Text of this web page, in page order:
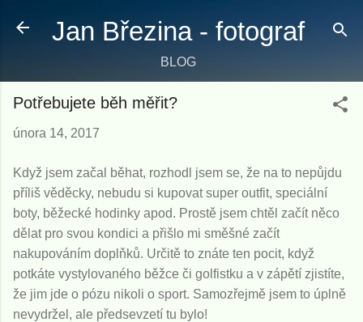
Přeskočit na hlavní obsah
Jan Březina - fotograf
BLOG
Potřebujete běh měřit?
února 14, 2017
Když jsem začal běhat, rozhodl jsem se, že na to nepůjdu
příliš věděcky, nebudu si kupovat super outfit, speciální
boty, běžecké hodinky apod. Prostě jsem chtěl začít něco
dělat pro svou kondici a přišlo mi směšné začít
nakupováním doplňků. Určitě to znáte ten pocit, když
potkáte vystylovaného běžce či golfistku a v zápětí zjistíte,
že jim jde o pózu nikoli o sport. Samozřejmě jsem to úplně
nevydržel, ale předsevzetí tu bylo!